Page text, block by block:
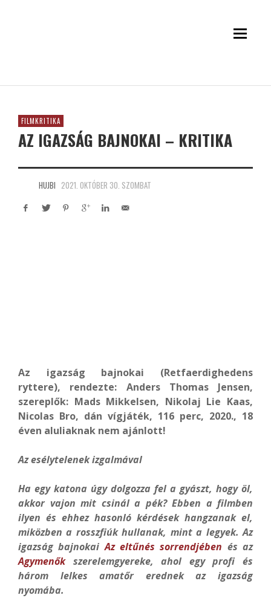
FILMKRITIKA
AZ IGAZSÁG BAJNOKAI – KRITIKA
HUJBI 2021. OKTÓBER 30. SZOMBAT
Az igazság bajnokai (Retfaerdighedens
ryttere), rendezte: Anders Thomas Jensen,
szereplők: Mads Mikkelsen, Nikolaj Lie Kaas,
Nicolas Bro, dán vígjáték, 116 perc, 2020., 18
éven aluliaknak nem ajánlott!
Az esélytelenek izgalmával
Ha egy katona úgy dolgozza fel a gyászt, hogy öl,
akkor vajon mit csinál a pék? Ebben a filmben
ilyen és ehhez hasonló kérdések hangzanak el,
miközben a rosszfiúk hullanak, mint a legyek. Az
igazság bajnokaiAz eltűnés sorrendjében és az
Agymenőkszerelemgyereke, ahol egy profi és
három lelkes amatőr erednek az igazság
nyomába.